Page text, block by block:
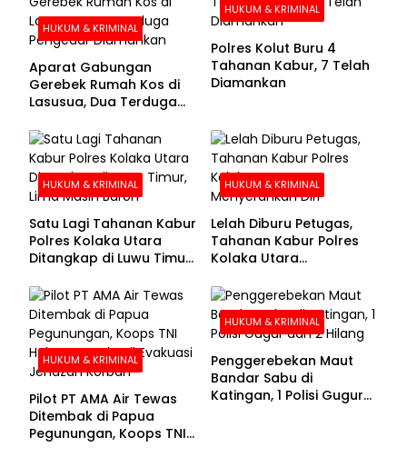
HUKUM & KRIMINAL
Aparat Gabungan
Gerebek Rumah Kos di
Lasusua, Dua Terduga
HUKUM & KRIMINAL
Polres Kolut Buru 4
Tahanan Kabur, 7 Telah
Diamankan
HUKUM & KRIMINAL
Satu Lagi Tahanan Kabur
Polres Kolaka Utara
Ditangkap di Luwu Timur,
HUKUM & KRIMINAL
Lelah Diburu Petugas,
Tahanan Kabur Polres
Kolaka Utara
HUKUM & KRIMINAL
Pilot PT AMA Air Tewas
Ditembak di Papua
Pegunungan, Koops TNI
HUKUM & KRIMINAL
Penggerebekan Maut
Bandar Sabu di
Katingan, 1 Polisi Gugur